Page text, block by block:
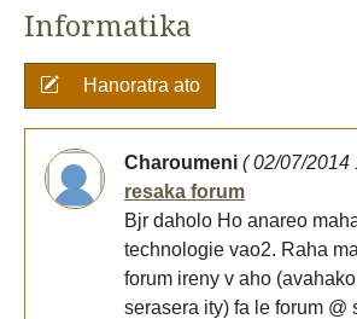
Informatika
Hanoratra ato
Charoumeni ( 02/07/2014
resaka forum
Bjr daholo Ho anareo
technologie vao2. Raha
forum ireny v aho
serasera ity) fa le forum @